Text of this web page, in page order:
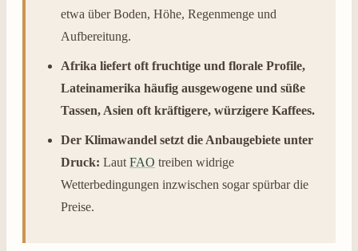
etwa über Boden, Höhe, Regenmenge und
Aufbereitung.
Afrika liefert oft fruchtige und florale Profile,
Lateinamerika häufig ausgewogene und süße
Tassen, Asien oft kräftigere, würzigere Kaffees.
Der Klimawandel setzt die Anbaugebiete unter
Druck: Laut FAO treiben widrige
Wetterbedingungen inzwischen sogar spürbar die
Preise.